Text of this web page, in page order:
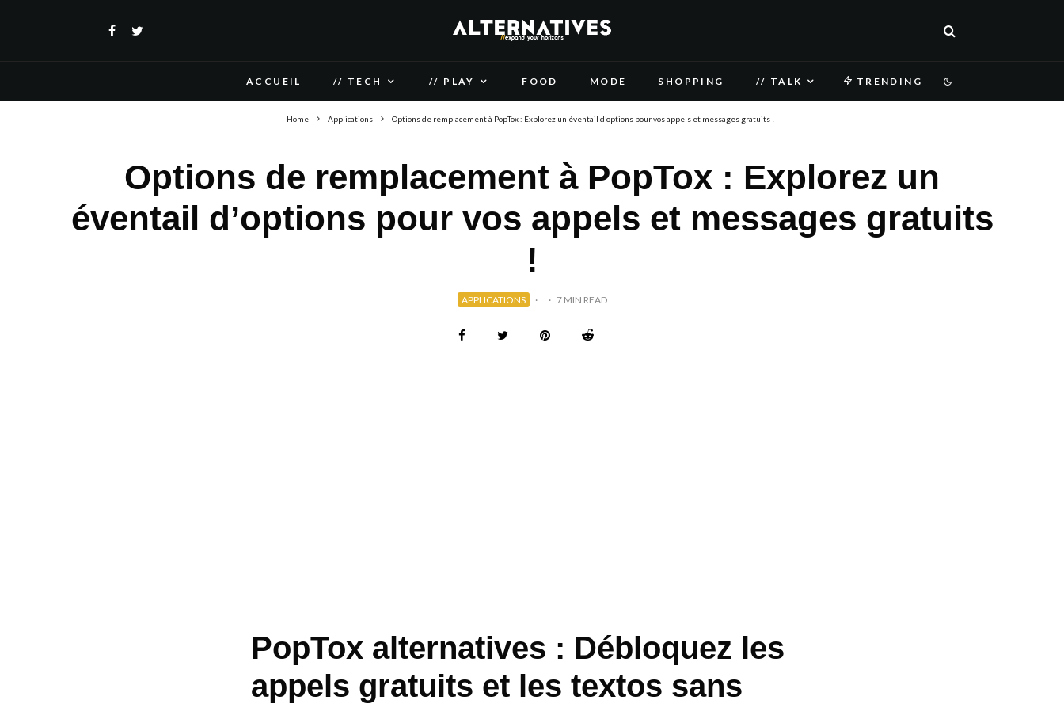
ACCUEIL // TECH // PLAY FOOD MODE SHOPPING // TALK TRENDING
Home Applications Options de remplacement à PopTox : Explorez un éventail d’options pour vos appels et messages gratuits !
Options de remplacement à PopTox : Explorez un
éventail d’options pour vos appels et messages gratuits
!
APPLICATIONS · · 7 MIN READ
PopTox alternatives : Débloquez les
appels gratuits et les textos sans